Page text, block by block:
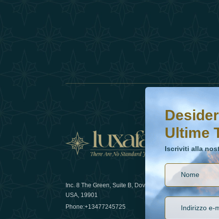
Inc. 8 The Green, Suite B, Dover, DE
USA, 19901
Phone:+13477245725
Come la
lusso nel
Desideri saperne di
Iscriviti alla nostra
Ultime
Iscriviti alla